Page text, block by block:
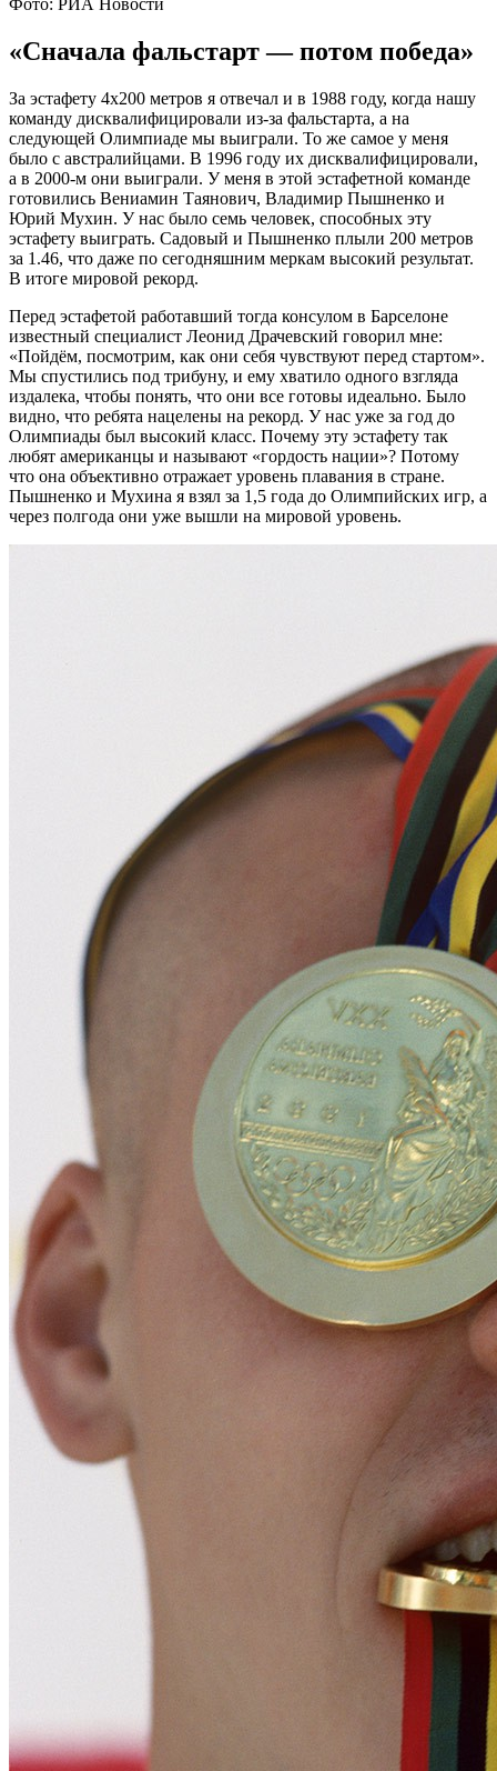
Фото: РИА Новости
«Сначала фальстарт — потом победа»
За эстафету 4х200 метров я отвечал и в 1988 году, когда нашу
команду дисквалифицировали из-за фальстарта, а на
следующей Олимпиаде мы выиграли. То же самое у меня
было с австралийцами. В 1996 году их дисквалифицировали,
а в 2000-м они выиграли. У меня в этой эстафетной команде
готовились Вениамин Таянович, Владимир Пышненко и
Юрий Мухин. У нас было семь человек, способных эту
эстафету выиграть. Садовый и Пышненко плыли 200 метров
за 1.46, что даже по сегодняшним меркам высокий результат.
В итоге мировой рекорд.
Перед эстафетой работавший тогда консулом в Барселоне
известный специалист Леонид Драчевский говорил мне:
«Пойдём, посмотрим, как они себя чувствуют перед стартом».
Мы спустились под трибуну, и ему хватило одного взгляда
издалека, чтобы понять, что они все готовы идеально. Было
видно, что ребята нацелены на рекорд. У нас уже за год до
Олимпиады был высокий класс. Почему эту эстафету так
любят американцы и называют «гордость нации»? Потому
что она объективно отражает уровень плавания в стране.
Пышненко и Мухина я взял за 1,5 года до Олимпийских игр, а
через полгода они уже вышли на мировой уровень.